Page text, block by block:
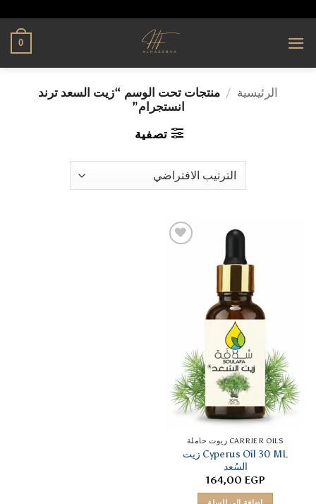
0
الرئيسية / منتجات تحت الوسم “زيت السعد ترند
انستجرام”
تصفية
CARRIER OILS زيوت حاملة
Cyperus Oil 30 ML زيت
السُعد
164,00 EGP